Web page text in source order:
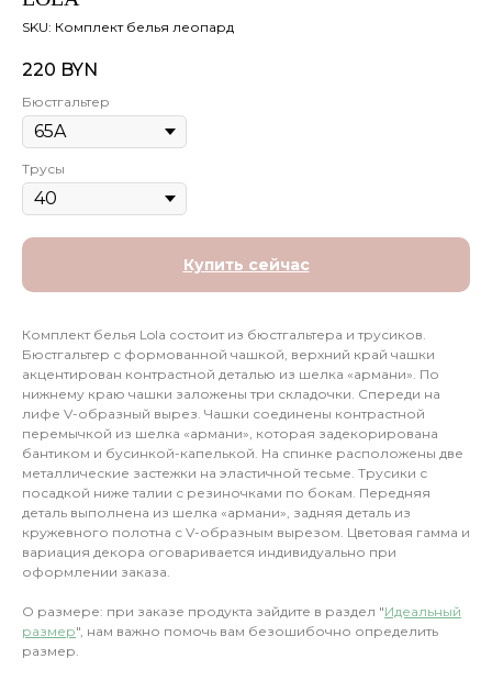
SKU: Комплект белья леопард
220 BYN
Бюстгальтер
Трусы
Купить сейчас
Комплект белья Lola состоит из бюстгальтера и трусиков.
Бюстгальтер с формованной чашкой, верхний край чашки
акцентирован контрастной деталью из шелка «армани». По
нижнему краю чашки заложены три складочки. Спереди на
лифе V-образный вырез. Чашки соединены контрастной
перемычкой из шелка «армани», которая задекорирована
бантиком и бусинкой-капелькой. На спинке расположены две
металлические застежки на эластичной тесьме. Трусики с
посадкой ниже талии с резиночками по бокам. Передняя
деталь выполнена из шелка «армани», задняя деталь из
кружевного полотна с V-образным вырезом. Цветовая гамма и
вариация декора оговаривается индивидуально при
оформлении заказа.
О размере: при заказе продукта зайдите в раздел "Идеальный
размер", нам важно помочь вам безошибочно определить
размер.